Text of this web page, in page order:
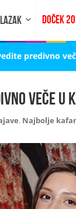
DOČEK
predivno
veče u
, Najbolje